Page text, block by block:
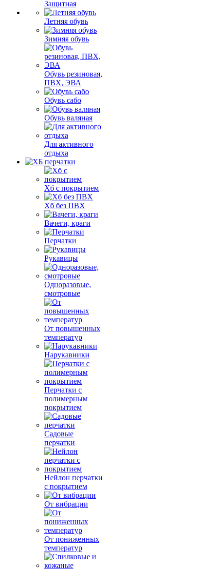
Защитная
Летняя обувь
Зимняя обувь
Обувь резиновая,
ПВХ, ЭВА
Обувь сабо
Обувь валяная
Для активного
отдыха
Хб с покрытием
Хб без ПВХ
Вачеги, краги
Перчатки
Рукавицы
Одноразовые,
смотровые
От повышенных
температур
Нарукавники
Перчатки с
полимерным
покрытием
Садовые
перчатки
Нейлон перчатки
с покрытием
От вибрации
От пониженных
температур